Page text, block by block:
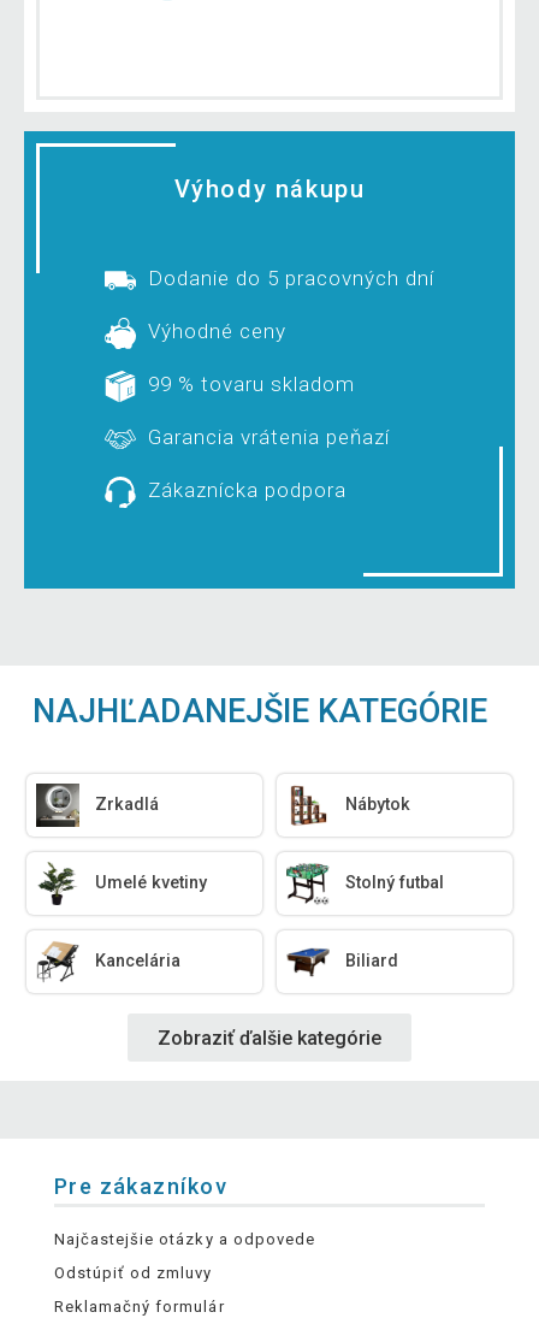
Výhody nákupu
Dodanie do 5 pracovných dní
Výhodné ceny
99 % tovaru skladom
Garancia vrátenia peňazí
Zákaznícka podpora
NAJHĽADANEJŠIE KATEGÓRIE
Zrkadlá Nábytok
Umelé kvetiny Stolný futbal
Kancelária Biliard
Zobraziť ďalšie kategórie
Pre zákazníkov
Najčastejšie otázky a odpovede
Odstúpiť od zmluvy
Reklamačný formulár